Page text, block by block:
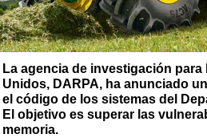
La agencia de investigación
Unidos, DARPA, ha anunciado
el código de los sistemas del
El objetivo es superar las
memoria.